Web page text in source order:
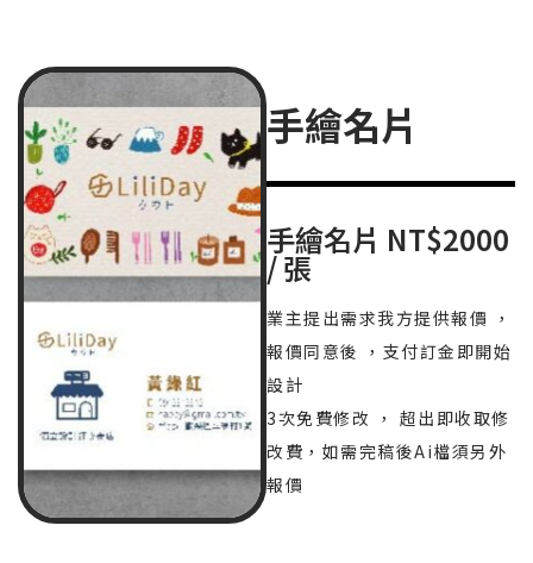
手繪名片
手繪名片 NT$2000
/ 張
業主提出需求我方提供報價 ，
報價同意後 ，支付訂金即開始
設計
3次免費修改 ， 超出即收取修
改費，如需完稿後Ai檔須另外
報價